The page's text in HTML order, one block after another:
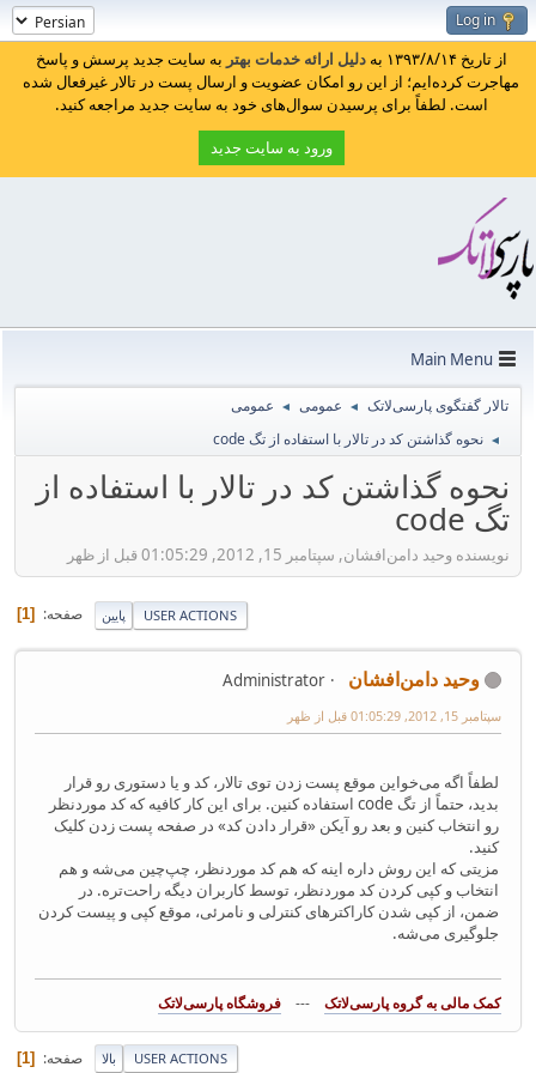
Log in
از تاریخ ۱۳۹۳/۸/۱۴ به دلیل ارائه خدمات بهتر به سایت جدید پرسش و پاسخ
مهاجرت کرده‌ایم؛ از این رو امکان عضویت و ارسال پست در تالار غیرفعال شده
است. لطفاً برای پرسیدن سوال‌های خود به سایت جدید مراجعه کنید.
ورود به سایت جدید
Main Menu
تالار گفتگوی پارسی‌لاتک ◄ عمومی ◄ عمومی
◄ نحوه گذاشتن کد در تالار با استفاده از تگ ‎code
نحوه گذاشتن کد در تالار با استفاده از
تگ ‎code
نویسنده وحید دامن‌افشان, سپتامبر 15, 2012, 01:05:29 قبل از ظهر
پایین صفحه 1 USER ACTIONS
وحید دامن‌افشان Administrator
سپتامبر 15, 2012, 01:05:29 قبل از ظهر
لطفاً اگه می‌خواین موقع پست زدن توی تالار، کد و یا دستو‎ری رو قرار
بدید، حتماً از تگ ‎code‎ استفاده کنین. برای این کار کافیه که کد موردنظر
رو انتخاب کنین و بعد رو آیکن «قرار دادن کد» در صفحه پست زدن کلیک
کنید.
مزیتی که این روش داره اینه که هم کد موردنظر، چپ‌چین می‌شه و هم
انتخاب و کپی کردن کد موردنظر، توسط کاربران دیگه راحت‌تره. در
ضمن، از کپی شدن کاراکترهای کنترلی و نامرئی، موقع کپی و پیست کردن
جلوگیری می‌شه.
--- فروشگاه پارسی‌لاتک‎
بالا صفحه 1 USER ACTIONS